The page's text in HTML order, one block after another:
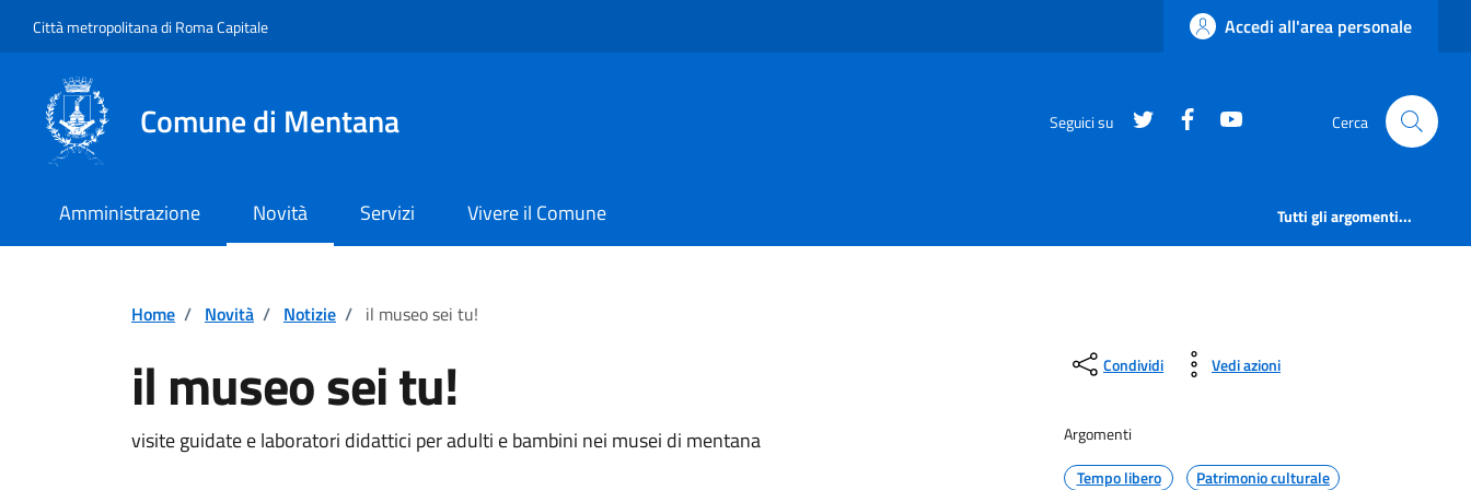
Città metropolitana di Roma Capitale Accedi all'area personale
Comune di Mentana Seguici su https://twitter.com/comunementana
https://www.facebook.com/
http://www.youtube.com/
Cerca
Amministrazione Novità Servizi Vivere il Comune Tutti gli argomenti...
Home / Novità / Notizie / il museo sei tu!
il museo sei tu!
Dettagli della notizia
visite guidate e laboratori didattici per adulti e bambini nei musei di mentana
Condividi Vedi azioni
Argomenti
Tempo libero
Patrimonio culturale